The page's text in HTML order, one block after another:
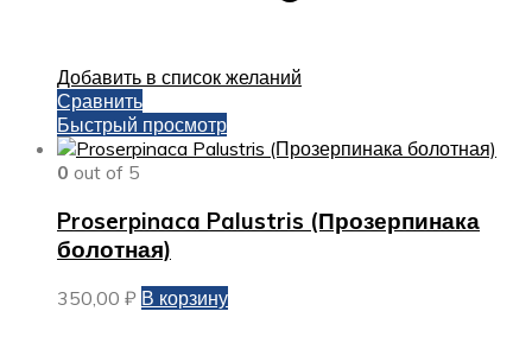
Добавить в список желаний
Сравнить
Быстрый просмотр
0 out of 5
Proserpinaca Palustris (Прозерпинака
болотная)
350,00 ₽ В корзину